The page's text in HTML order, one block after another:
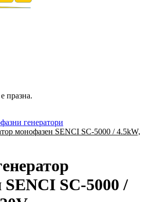
празна.
генератори
монофазен SENCI SC-5000 / 4.5kW,
SC-5000 /